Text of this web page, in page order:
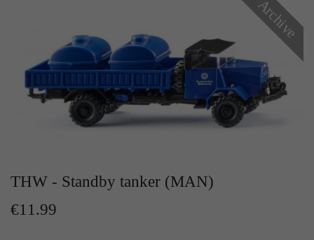
Archive
THW - Standby tanker (MAN)
€11.99